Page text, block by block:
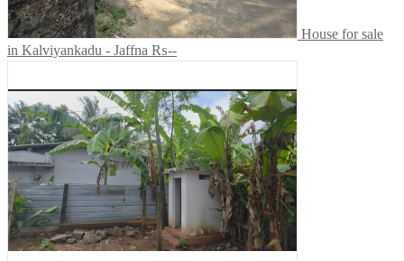
House for sale
in Kalviyankadu - Jaffna ₨--